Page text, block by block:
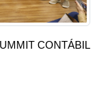
CONTÁBIL